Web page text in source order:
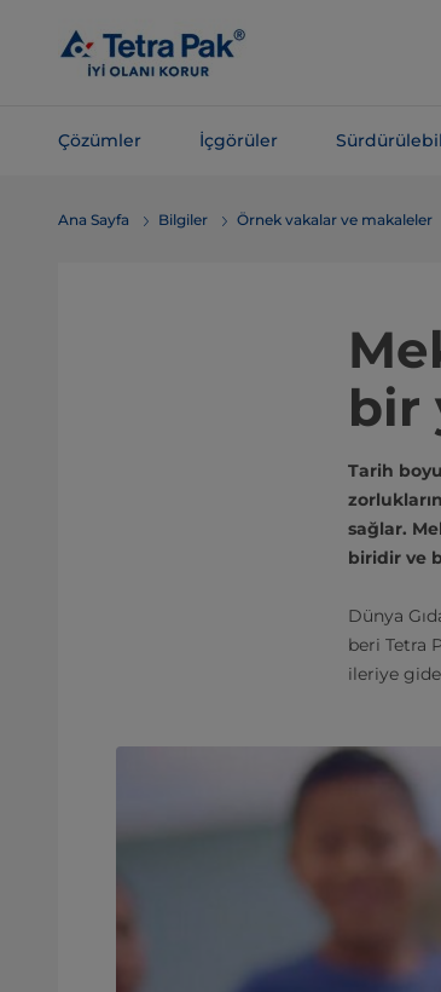
içeriğe
Çözümler İçgörüler
atlaAna Sayfa Bilgiler Örnek vakalar ve makaleler
bir
Tarih
sağlar.
biridir ve
Dünya
beri Tetra
ileriye